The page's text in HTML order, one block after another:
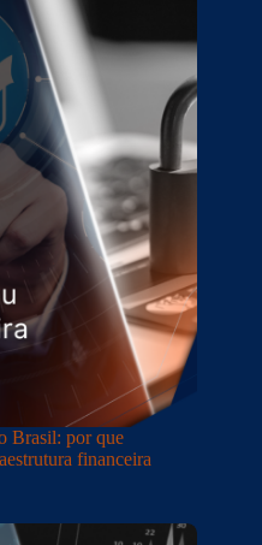
Brasil: por que
financeira